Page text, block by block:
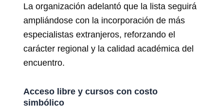
La organización adelantó que la lista seguirá
ampliándose con la incorporación de más
especialistas extranjeros, reforzando el
carácter regional y la calidad académica del
encuentro.
Acceso libre y cursos con costo
simbólico